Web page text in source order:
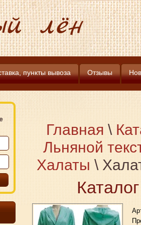
лён
пункты вывоза Отзывы
Главная \
Льняной
Халаты \